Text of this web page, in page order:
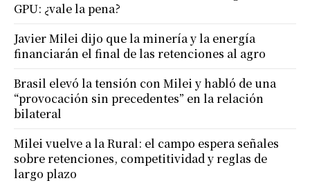
GPU: ¿vale la pena?
Javier Milei dijo que la minería y la energía
financiarán el final de las retenciones al agro
Brasil elevó la tensión con Milei y habló de una
“provocación sin precedentes” en la relación
bilateral
Milei vuelve a la Rural: el campo espera señales
sobre retenciones, competitividad y reglas de
largo plazo